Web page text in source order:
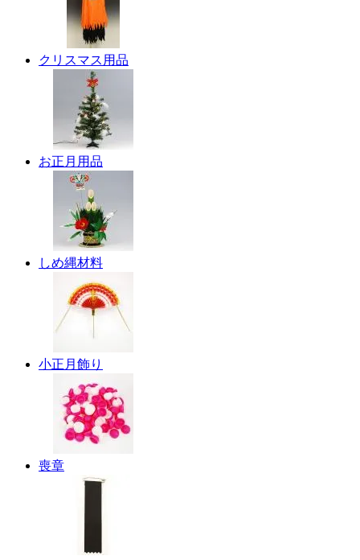
クリスマス用品
お正月用品
しめ縄材料
小正月飾り
喪章